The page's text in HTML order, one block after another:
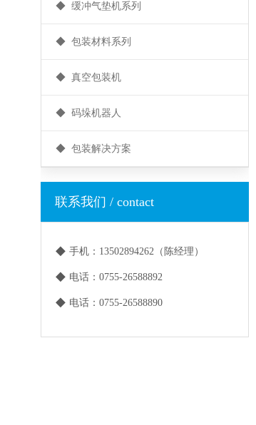
◆ 缓冲气垫机系列
◆ 包装材料系列
◆ 真空包装机
◆ 码垛机器人
◆ 包装解决方案
联系我们 / contact
◆ 手机：13502894262（陈经理）
◆ 电话：0755-26588892
◆ 电话：0755-26588890